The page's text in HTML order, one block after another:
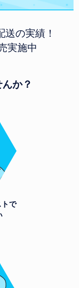
送の実績！
実施中
か？
で